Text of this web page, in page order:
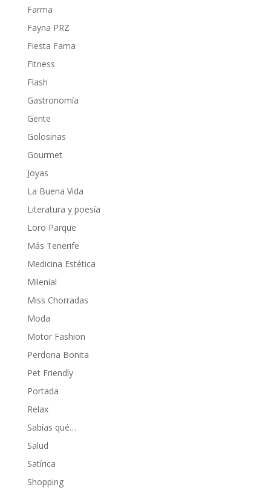
Farma
Fayna PRZ
Fiesta Fama
Fitness
Flash
Gastronomía
Gente
Golosinas
Gourmet
Joyas
La Buena Vida
Literatura y poesía
Loro Parque
Más Tenerife
Medicina Estética
Milenial
Miss Chorradas
Moda
Motor Fashion
Perdona Bonita
Pet Friendly
Portada
Relax
Sabías qué…
Salud
Satírica
Shopping